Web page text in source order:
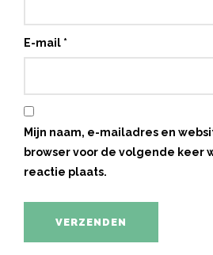
E-mail *
Mijn naam, e-mailadres en
browser voor de volgende keer
reactie plaats.